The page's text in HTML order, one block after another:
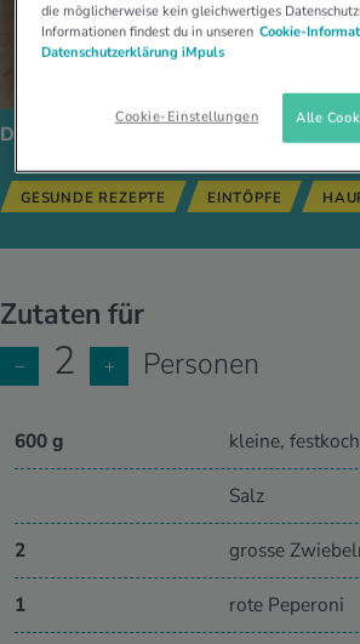
Dieses Gericht passt zu:
GESUNDE REZEPTE EINTÖPFE
Zutaten für
− 2 + Personen
600 g kleine,
Salz
2 grosse
1 rote Peperoni
die möglicherweise kein gleichwertiges
Informationen findest du in unseren Cookie-
Datenschutzerklärung iMpuls
Cookie-Einstellungen Alle